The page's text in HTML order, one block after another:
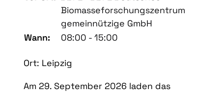
Biomasseforschungszentrum
gemeinnützige GmbH
Wann:
08:00 - 15:00
Ort: Leipzig
Am 29. September 2026 laden das